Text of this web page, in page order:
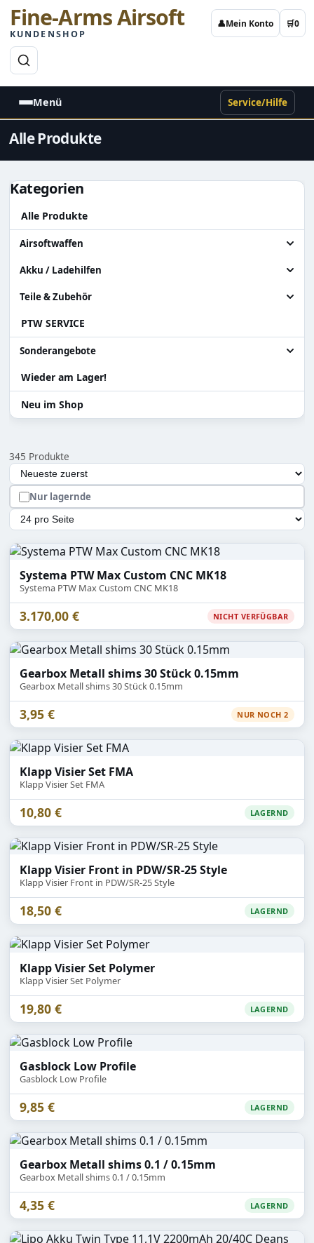
Fine-Arms Airsoft
KUNDENSHOP
👤Mein Konto 🛒0
Menü Service/Hilfe
Alle Produkte
Kategorien
Alle Produkte
Airsoftwaffen
Alle Airsoftwaffen
Granatenwerfer
Sniper
Systema PTW
Akku / Ladehilfen
Alle Akku / Ladehilfen
Ladehilfen
Akku
Teile & Zubehör
Alle Teile & Zubehör
Zylinder Ersatzteile
Teile für Systema PTW
Gearbox / Teile Systema PTW
Zubehör
Hopup und Teile
Magazine & Teile
PTW SERVICE
Sonderangebote
Alle Sonderangebote
Abverkauf Sonderposten
Wieder am Lager!
Neu im Shop
345 Produkte
Auswahl lädt die Seite automatisch mit den neuen
Sortierung
Nur lagernde
Artikel pro Seite
Systema PTW Max Custom CNC MK18
Systema PTW Max Custom CNC MK18
3.170,00 € NICHT VERFÜGBAR
Gearbox Metall shims 30 Stück 0.15mm
Gearbox Metall shims 30 Stück 0.15mm
3,95 € NUR NOCH 2
Klapp Visier Set FMA
Klapp Visier Set FMA
10,80 € LAGERND
Klapp Visier Front in PDW/SR-25 Style
Klapp Visier Front in PDW/SR-25 Style
18,50 € LAGERND
Klapp Visier Set Polymer
Klapp Visier Set Polymer
19,80 € LAGERND
Gasblock Low Profile
Gasblock Low Profile
9,85 € LAGERND
Gearbox Metall shims 0.1 / 0.15mm
Gearbox Metall shims 0.1 / 0.15mm
4,35 € LAGERND